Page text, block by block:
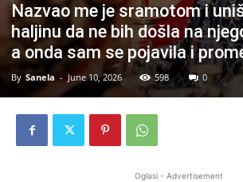
Nazvao me je sramotom i
haljinu da ne bih došla na
a onda sam se pojavila i
By Sanela - June 10, 2026 598 0
Oglasi - Advertisement